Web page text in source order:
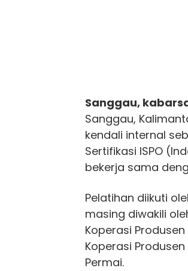
Sanggau,
Sanggau,
kendali internal
Sertifikasi ISPO
bekerja sama
Pelatihan diikuti
masing diwakili
Koperasi
Koperasi
Permai.